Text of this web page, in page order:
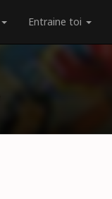
Entraine toi